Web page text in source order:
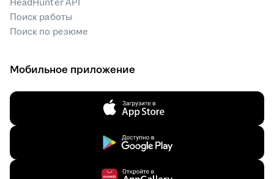
HeadHunter API
Поиск работы
Поиск по резюме
Мобильное приложение